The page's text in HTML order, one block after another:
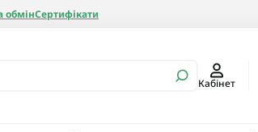
обмінСертифікати
Кабінет